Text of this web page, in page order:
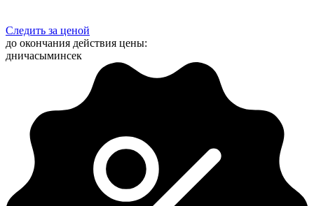
Следить за ценой
до окончания действия цены:
дничасыминсек